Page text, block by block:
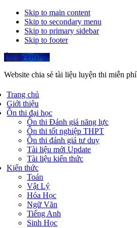
Skip to main content
Skip to secondary menu
Skip to primary sidebar
Skip to footer
Ôn thi ĐGNL
Website chia sẻ tài liệu luyện thi miễn phí
Trang chủ
Giới thiệu
Ôn thi đại học
Ôn thi Đánh giá năng lực
Ôn thi tốt nghiệp THPT
Ôn thi đánh giá tư duy
Tài liệu mới Update
Tài liệu kiến thức
Kiến thức
Toán
Vật Lý
Hóa Học
Ngữ Văn
Tiếng Anh
Sinh Học